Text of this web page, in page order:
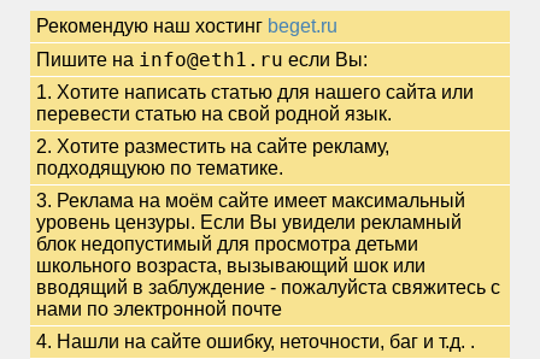
Рекомендую наш хостинг beget.ru
Пишите на info@eth1.ru если Вы:
1. Хотите написать статью для нашего сайта или
перевести статью на свой родной язык.
2. Хотите разместить на сайте рекламу,
подходящуюю по тематике.
3. Реклама на моём сайте имеет максимальный
уровень цензуры. Если Вы увидели рекламный
блок недопустимый для просмотра детьми
школьного возраста, вызывающий шок или
вводящий в заблуждение - пожалуйста свяжитесь с
нами по электронной почте
4. Нашли на сайте ошибку, неточности, баг и т.д. .